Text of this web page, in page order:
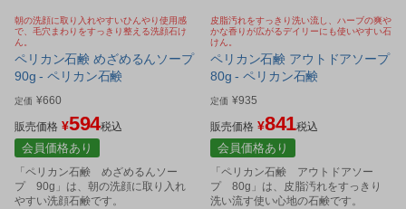
朝の洗顔に取り入れやすいひんやり使用感
で、毛穴まわりをすっきり整える洗顔石け
ん。
ペリカン石鹸 めざめるんソープ
90g - ペリカン石鹸
定価 ¥660
販売価格 ¥594税込
会員価格あり
「ペリカン石鹸 めざめるんソー
プ 90g」は、朝の洗顔に取り入れ
やすい洗顔石鹸です。
皮脂汚れをすっきり洗い流し、ハーブの爽や
かな香りが広がるデイリーにも使いやすい石
けん。
ペリカン石鹸 アウトドアソープ
80g - ペリカン石鹸
定価 ¥935
販売価格 ¥841税込
会員価格あり
「ペリカン石鹸 アウトドアソー
プ 80g」は、皮脂汚れをすっきり
洗い流す使い心地の石鹸です。